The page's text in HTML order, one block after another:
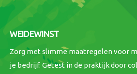
WEIDEWINST
Zorg met slimme maatregelen voor
je bedrijf. Getest in de praktijk door